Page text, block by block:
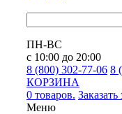
ПН-ВС
с 10:00 до 20:00
8 (800) 302-77-06 8
КОРЗИНА
0 товаров.
Меню